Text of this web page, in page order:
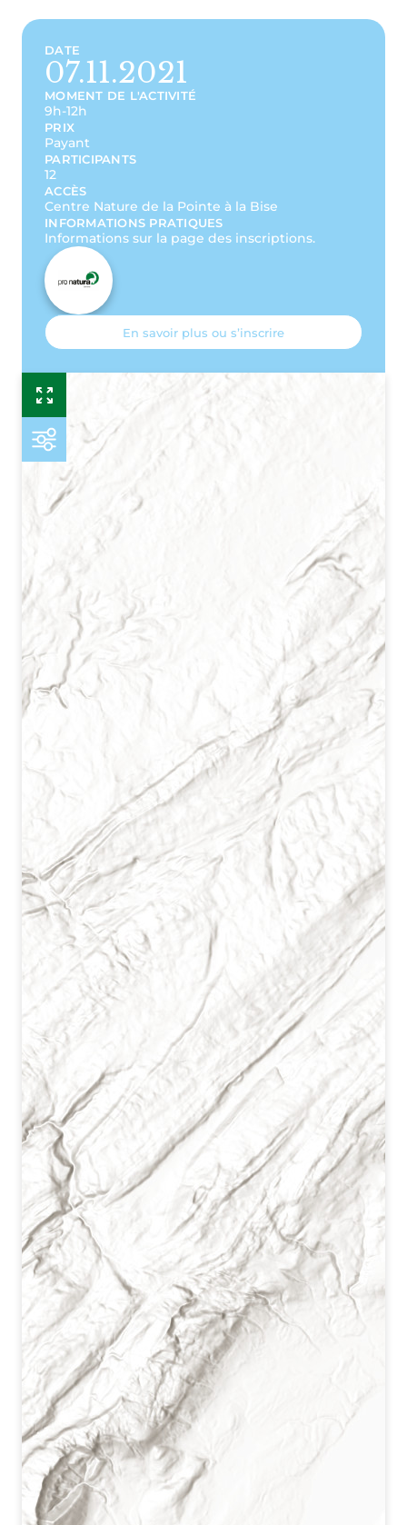
DATE
07.11.2021
MOMENT DE L'ACTIVITÉ
9h-12h
PRIX
Payant
PARTICIPANTS
12
ACCÈS
Centre Nature de la Pointe à la Bise
INFORMATIONS PRATIQUES
Informations sur la page des inscriptions.
En savoir plus ou s’inscrire